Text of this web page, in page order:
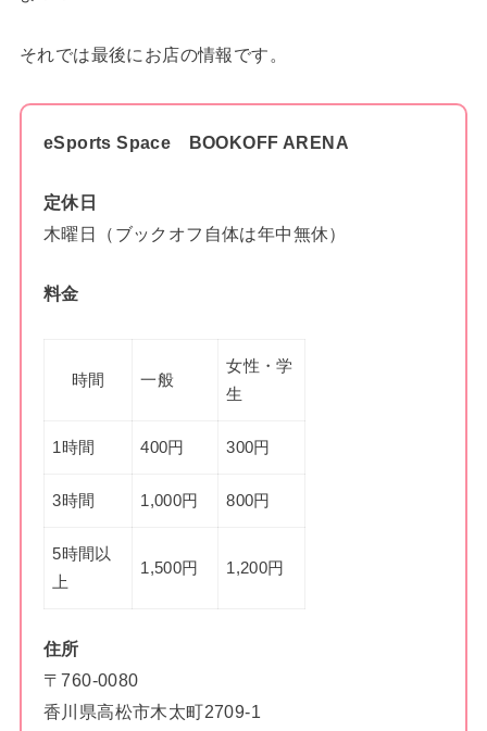
それでは最後にお店の情報です。
eSports Space BOOKOFF ARENA
定休日
木曜日（ブックオフ自体は年中無休）
料金
時間 一般
女性・学
生
1時間 400円 300円
3時間 1,000円 800円
5時間以
上
1,500円 1,200円
住所
〒760-0080
香川県高松市木太町2709-1